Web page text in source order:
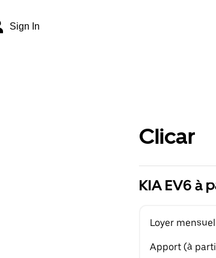
Sign In
Clicar
KIA EV6 à
Loyer
Apport (à